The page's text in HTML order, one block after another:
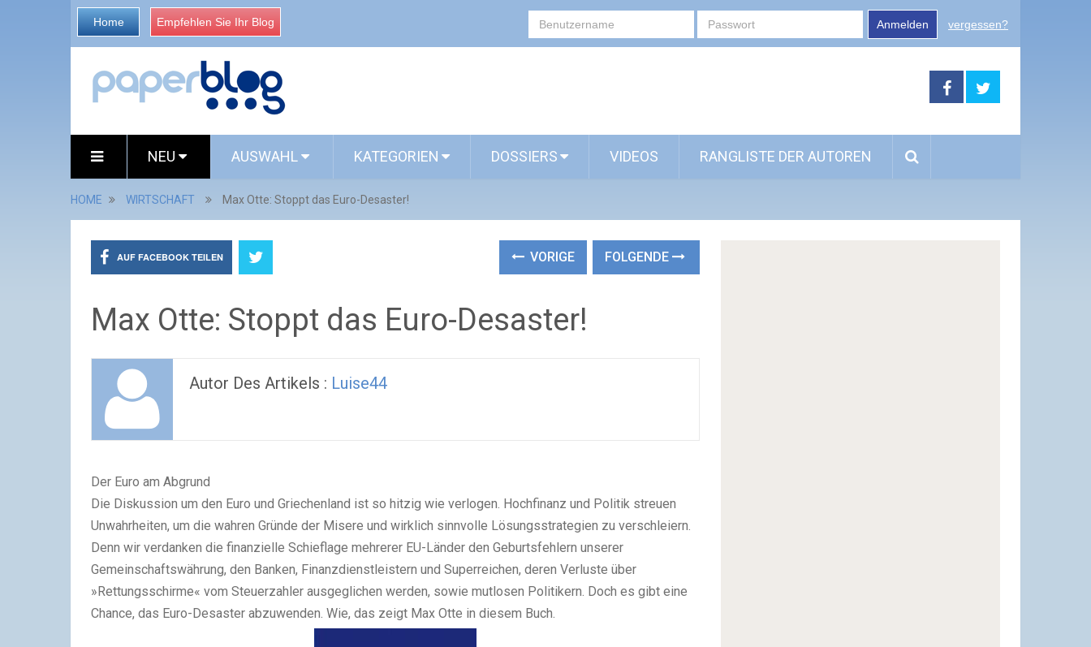
Home Empfehlen Sie Ihr Blog Anmelden vergessen?
NEU AUSWAHL KATEGORIEN DOSSIERS VIDEOS RANGLISTE DER AUTOREN
HOME WIRTSCHAFT Max Otte: Stoppt das Euro-Desaster!
AUF FACEBOOK TEILEN VORIGE FOLGENDE
Max Otte: Stoppt das Euro-Desaster!
Autor Des Artikels : Luise44
Der Euro am Abgrund
Die Diskussion um den Euro und Griechenland ist so hitzig wie verlogen. Hochfinanz und Politik streuen
Unwahrheiten, um die wahren Gründe der Misere und wirklich sinnvolle Lösungsstrategien zu verschleiern.
Denn wir verdanken die finanzielle Schieflage mehrerer EU-Länder den Geburtsfehlern unserer
Gemeinschaftswährung, den Banken, Finanzdienstleistern und Superreichen, deren Verluste über
»Rettungsschirme« vom Steuerzahler ausgeglichen werden, sowie mutlosen Politikern. Doch es gibt eine
Chance, das Euro-Desaster abzuwenden. Wie, das zeigt Max Otte in diesem Buch.